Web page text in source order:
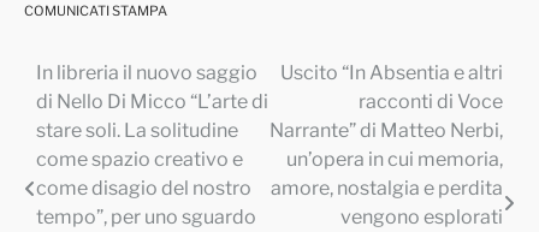
COMUNICATI STAMPA
Navigazione
articoli
In libreria il nuovo saggio
di Nello Di Micco “L’arte di
stare soli. La solitudine
come spazio creativo e
come disagio del nostro
tempo”, per uno sguardo
Uscito “In Absentia e altri
racconti di Voce
Narrante” di Matteo Nerbi,
un’opera in cui memoria,
amore, nostalgia e perdita
vengono esplorati